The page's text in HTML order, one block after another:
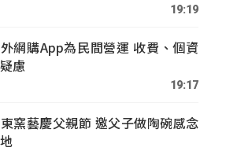
19:19
網購App為民間營運 收費、個資
慮
19:17
窯藝慶父親節 邀父子做陶碗感念